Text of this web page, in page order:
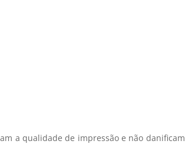
a qualidade de impressão e não danificam